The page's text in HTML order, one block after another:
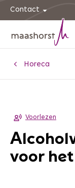
Contact
HomeHoreca
Voorlezen
voor